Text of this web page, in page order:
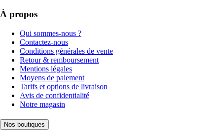
À propos
Qui sommes-nous ?
Contactez-nous
Conditions générales de vente
Retour & remboursement
Mentions légales
Moyens de paiement
Tarifs et options de livraison
Avis de confidentialité
Notre magasin
Nos boutiques